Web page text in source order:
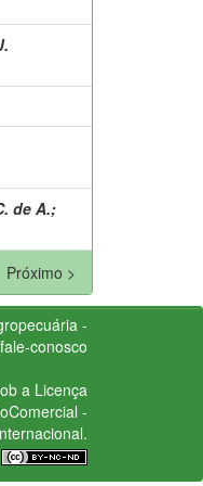
de A.;
Próximo >
-
conosco
a Licença
-